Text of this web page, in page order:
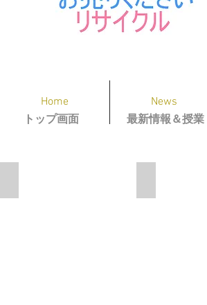
Home News
トップ画面 ​最新情報＆授業